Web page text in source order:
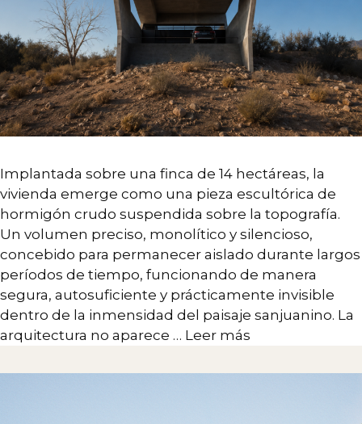
Implantada sobre una finca de 14 hectáreas, la
vivienda emerge como una pieza escultórica de
hormigón crudo suspendida sobre la topografía.
Un volumen preciso, monolítico y silencioso,
concebido para permanecer aislado durante largos
períodos de tiempo, funcionando de manera
segura, autosuficiente y prácticamente invisible
dentro de la inmensidad del paisaje sanjuanino. La
arquitectura no aparece … Leer más